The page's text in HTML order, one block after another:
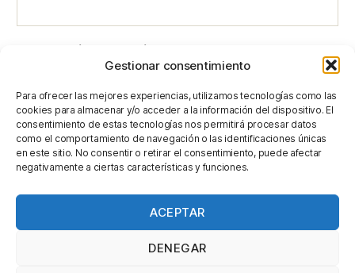
Gestionar consentimiento
Para ofrecer las mejores experiencias, utilizamos tecnologías como las
cookies para almacenar y/o acceder a la información del dispositivo. El
consentimiento de estas tecnologías nos permitirá procesar datos
como el comportamiento de navegación o las identificaciones únicas
en este sitio. No consentir o retirar el consentimiento, puede afectar
negativamente a ciertas características y funciones.
ACEPTAR
DENEGAR
s
C
o
r
r
e
o
Comentario o mensaje
ENVIAR